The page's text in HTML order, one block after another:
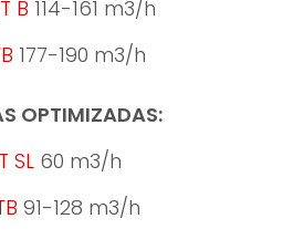
B 114-161 m3/h
177-190 m3/h
OPTIMIZADAS:
SL60 m3/h
91-128 m3/h